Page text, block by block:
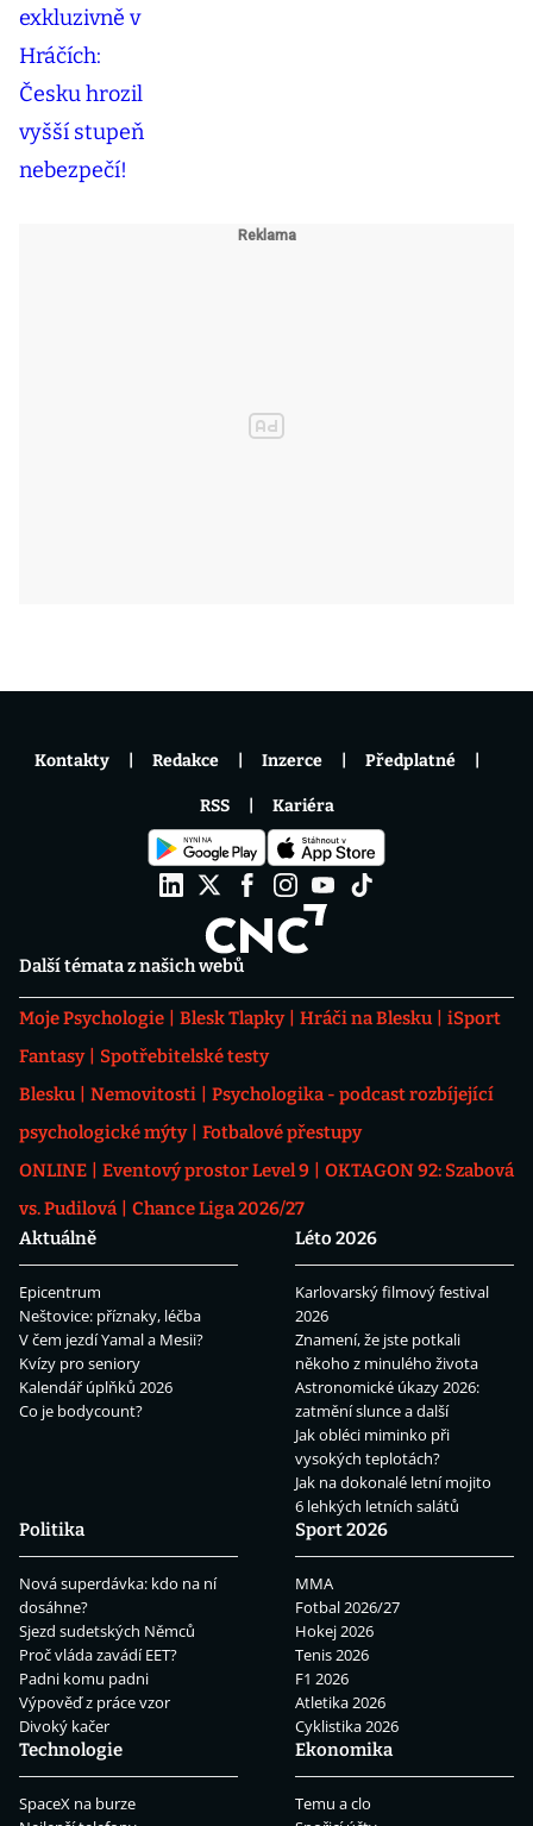
Další témata z našich webů
Moje Psychologie Blesk Tlapky Hráči na Blesku
iSport
Fantasy
Spotřebitelské testy
Blesku
Nemovitosti
Psychologika - podcast rozbíjející
psychologické mýty
Fotbalové přestupy
ONLINE
Eventový prostor Level 9
OKTAGON 92: Szabová
vs. Pudilová
Chance Liga 2026/27
Aktuálně
Epicentrum
Neštovice: příznaky, léčba
V čem jezdí Yamal a Mesii?
Kvízy pro seniory
Kalendář úplňků 2026
Co je bodycount?
Léto 2026
Karlovarský filmový festival
2026
Znamení, že jste potkali
někoho z minulého života
Astronomické úkazy 2026:
zatmění slunce a další
Jak obléci miminko při
vysokých teplotách?
Jak na dokonalé letní mojito
6 lehkých letních salátů
Politika
Nová superdávka: kdo na ní
dosáhne?
Sjezd sudetských Němců
Proč vláda zavádí EET?
Padni komu padni
Výpověď z práce vzor
Divoký kačer
Sport 2026
MMA
Fotbal 2026/27
Hokej 2026
Tenis 2026
F1 2026
Atletika 2026
Cyklistika 2026
Technologie
SpaceX na burze
Ekonomika
Temu a clo
Kontakty Redakce Inzerce Předplatné
RSS Kariéra